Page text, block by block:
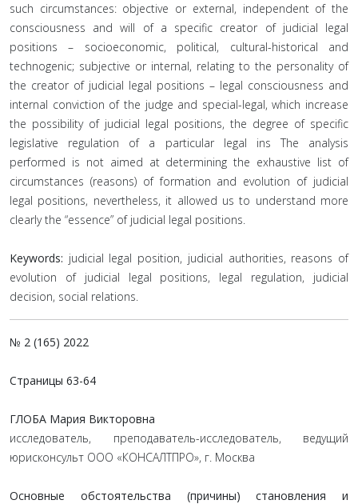
such circumstances: objective or external, independent of the
consciousness and will of a specific creator of judicial legal
positions – socioeconomic, political, cultural-historical and
technogenic; subjective or internal, relating to the personality of
the creator of judicial legal positions – legal consciousness and
internal conviction of the judge and special-legal, which increase
the possibility of judicial legal positions, the degree of specific
legislative regulation of a particular legal ins The analysis
performed is not aimed at determining the exhaustive list of
circumstances (reasons) of formation and evolution of judicial
legal positions, nevertheless, it allowed us to understand more
clearly the “essence” of judicial legal positions.
Keywords: judicial legal position, judicial authorities, reasons of
evolution of judicial legal positions, legal regulation, judicial
decision, social relations.
№ 2 (165) 2022
Страницы 63-64
ГЛОБА Мария Викторовна
исследователь, преподаватель-исследователь, ведущий
юрисконсульт ООО «КОНСАЛТПРО», г. Москва
Основные обстоятельства (причины) становления и